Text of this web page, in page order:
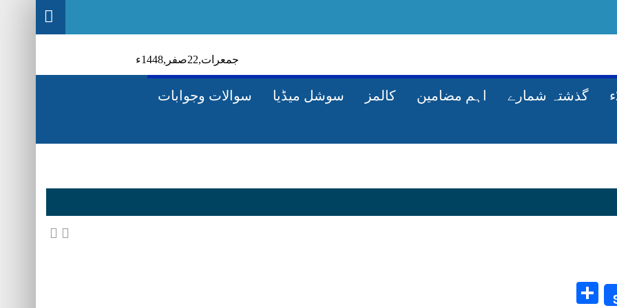
جمعرات‬‮, 22صفر‬, 1448ء
گذشتہ شمارے اہم مضامین کالمز سوشل میڈیا سوالات وجوابات